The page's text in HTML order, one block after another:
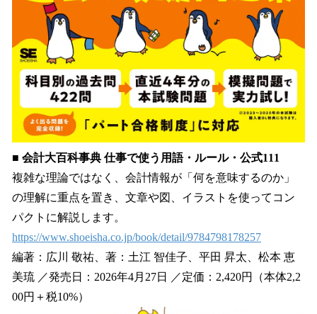
■ 会計大百科事典 仕事で使う用語・ルール・公式111
複雑な理論ではなく、会計情報が「何を意味するのか」
の理解に重点を置き、文章や図、イラストを使ってコン
パクトに解説します。
https://www.shoeisha.co.jp/book/detail/9784798178257
編著：広川 敬祐、著：土江 智佳子、平田 昇太、松本 恵
美琉 ／発売日：2026年4月27日 ／定価：2,420円（本体2,2
00円＋税10%）